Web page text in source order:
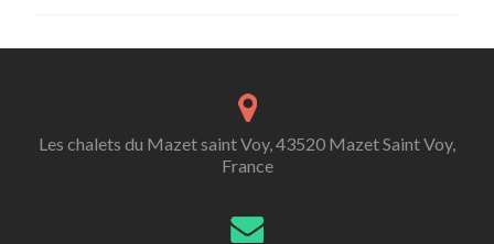
Les chalets du Mazet saint Voy, 43520 Mazet Saint Voy,
France